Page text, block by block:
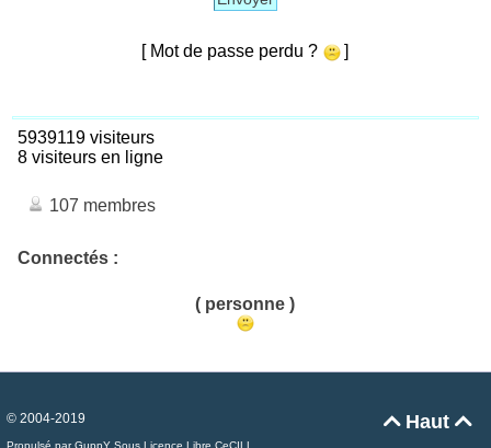
[ Mot de passe perdu ? ]
5939119 visiteurs
8 visiteurs en ligne
107 membres
Connectés :
( personne )
Haut 
© 2004-2019
Propulsé par GuppY Sous Licence Libre CeCILL